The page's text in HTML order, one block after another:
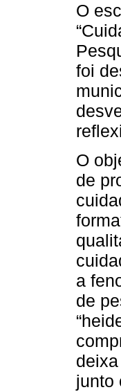
O
foi
O
de
a
de
junto